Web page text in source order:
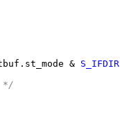
& S_IFDIR
*/